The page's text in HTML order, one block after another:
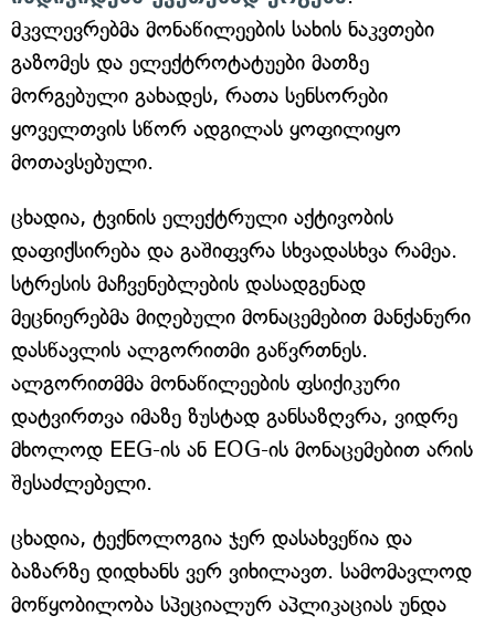
მკვლევრებმა მონაწილეების სახის ნაკვთები
გაზომეს და ელექტროტატუები მათზე
მორგებული გახადეს, რათა სენსორები
ყოველთვის სწორ ადგილას ყოფილიყო
მოთავსებული.
ცხადია, ტვინის ელექტრული აქტივობის
დაფიქსირება და გაშიფვრა სხვადასხვა რამეა.
სტრესის მაჩვენებლების დასადგენად
მეცნიერებმა მიღებული მონაცემებით მანქანური
დასწავლის ალგორითმი გაწვრთნეს.
ალგორითმმა მონაწილეების ფსიქიკური
დატვირთვა იმაზე ზუსტად განსაზღვრა, ვიდრე
მხოლოდ EEG-ის ან EOG-ის მონაცემებით არის
შესაძლებელი.
ცხადია, ტექნოლოგია ჯერ დასახვეწია და
ბაზარზე დიდხანს ვერ ვიხილავთ. სამომავლოდ
მოწყობილობა სპეციალურ აპლიკაციას უნდა